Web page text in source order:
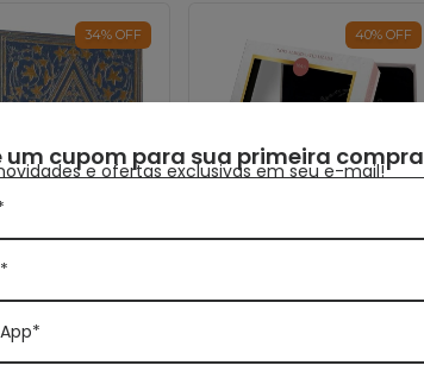
34%OFF
VIDA
40% OFF
Bíblia da Mulher
um cupom para sua primeira compra
e ofertas exclusivas em seu e-mail!